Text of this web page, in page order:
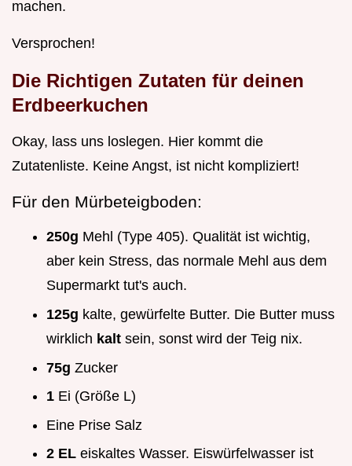
machen.
Versprochen!
Die Richtigen Zutaten für deinen
Erdbeerkuchen
Okay, lass uns loslegen. Hier kommt die
Zutatenliste. Keine Angst, ist nicht kompliziert!
Für den Mürbeteigboden:
250g Mehl (Type 405). Qualität ist wichtig,
aber kein Stress, das normale Mehl aus dem
Supermarkt tut's auch.
125g kalte, gewürfelte Butter. Die Butter muss
wirklich kalt sein, sonst wird der Teig nix.
75g Zucker
1 Ei (Größe L)
Eine Prise Salz
2 EL eiskaltes Wasser. Eiswürfelwasser ist